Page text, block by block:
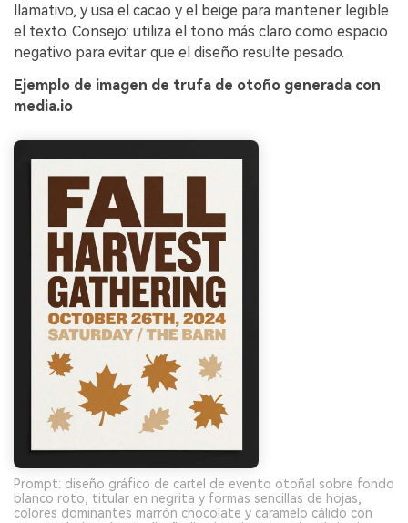
llamativo, y usa el cacao y el beige para mantener legible
el texto. Consejo: utiliza el tono más claro como espacio
negativo para evitar que el diseño resulte pesado.
Ejemplo de imagen de trufa de otoño generada con
media.io
Prompt: diseño gráfico de cartel de evento otoñal sobre fondo
blanco roto, titular en negrita y formas sencillas de hojas,
colores dominantes marrón chocolate y caramelo cálido con